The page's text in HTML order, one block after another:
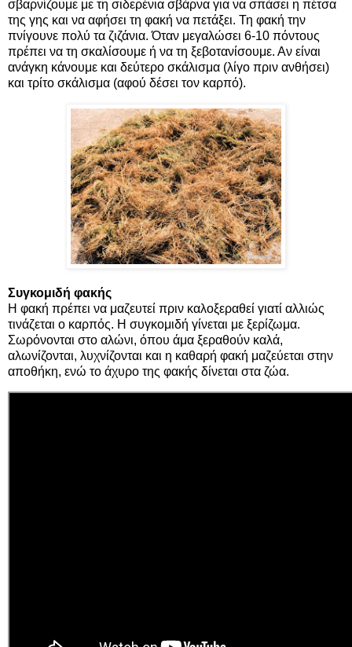
σβαρνίζουμε με τη σιδερένια σβάρνα για να σπάσει η πέτσα
της γης και να αφήσει τη φακή να πετάξει. Τη φακή την
πνίγουνε πολύ τα ζιζάνια. Όταν μεγαλώσει 6-10 πόντους
πρέπει να τη σκαλίσουμε ή να τη ξεβοτανίσουμε. Αν είναι
ανάγκη κάνουμε και δεύτερο σκάλισμα (λίγο πριν ανθήσει)
και τρίτο σκάλισμα (αφού δέσει τον καρπό).
Συγκομιδή φακής
Η φακή πρέπει να μαζευτεί πριν καλοξεραθεί γιατί αλλιώς
τινάζεται ο καρπός. Η συγκομιδή γίνεται με ξερίζωμα.
Σωρόνονται στο αλώνι, όπου άμα ξεραθούν καλά,
αλωνίζονται, λυχνίζονται και η καθαρή φακή μαζεύεται στην
αποθήκη, ενώ το άχυρο της φακής δίνεται στα ζώα.